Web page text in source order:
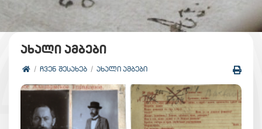
ახალი ამბები
ᲩᲕᲔᲜ ᲨᲔᲡᲐᲮᲔᲑ ᲐᲮᲐᲚᲘ ᲐᲛᲑᲔᲑᲘ